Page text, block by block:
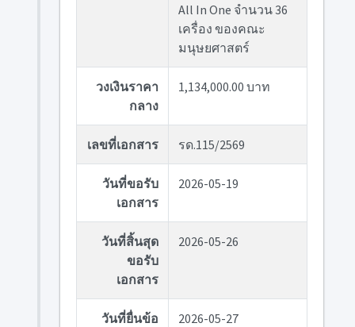
All In One จำนวน 36
เครื่อง ของคณะ
มนุษยศาสตร์
วงเงินราคา
กลาง
1,134,000.00 บาท
เลขที่เอกสาร รด.115/2569
วันที่ขอรับ
เอกสาร
2026-05-19
วันที่สิ้นสุด
ขอรับ
เอกสาร
2026-05-26
วันที่ยื่นข้อ 2026-05-27